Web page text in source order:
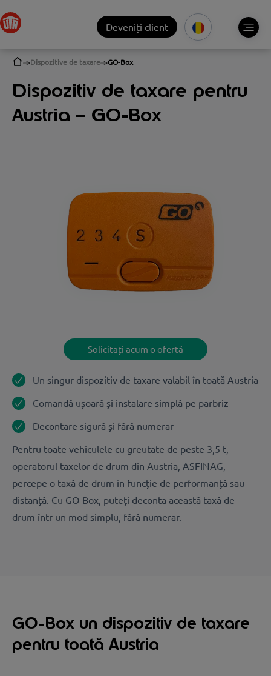
Deveniți client
Dispozitive de taxare GO-Box
Dispozitiv de taxare pentru
Austria – GO-Box
Solicitați acum o ofertă
Un singur dispozitiv de taxare valabil în toată Austria
Comandă ușoară și instalare simplă pe parbriz
Decontare sigură și fără numerar
Pentru toate vehiculele cu greutate de peste 3,5 t,
operatorul taxelor de drum din Austria, ASFINAG,
percepe o taxă de drum în funcție de performanță sau
distanță. Cu GO-Box, puteți deconta această taxă de
drum într-un mod simplu, fără numerar.
GO-Box un dispozitiv de taxare
pentru toată Austria